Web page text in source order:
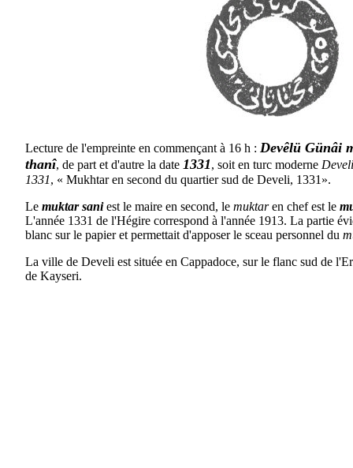
Lecture de l'empreinte en commençant à 16 h : Devêlü Günâi
thanî, de part et d'autre la date 1331, soit en turc moderne
1331, « Mukhtar en second du quartier sud de Develi, 1331».
Le muktar saniest le maire en second, le muktaren chef est le
L'année 1331 de l'Hégire correspond à l'année 1913. La partie
blanc sur le papier et permettait d'apposer le sceau personnel du
La ville de Develi est située en Cappadoce, sur le flanc sud de
de Kayseri.